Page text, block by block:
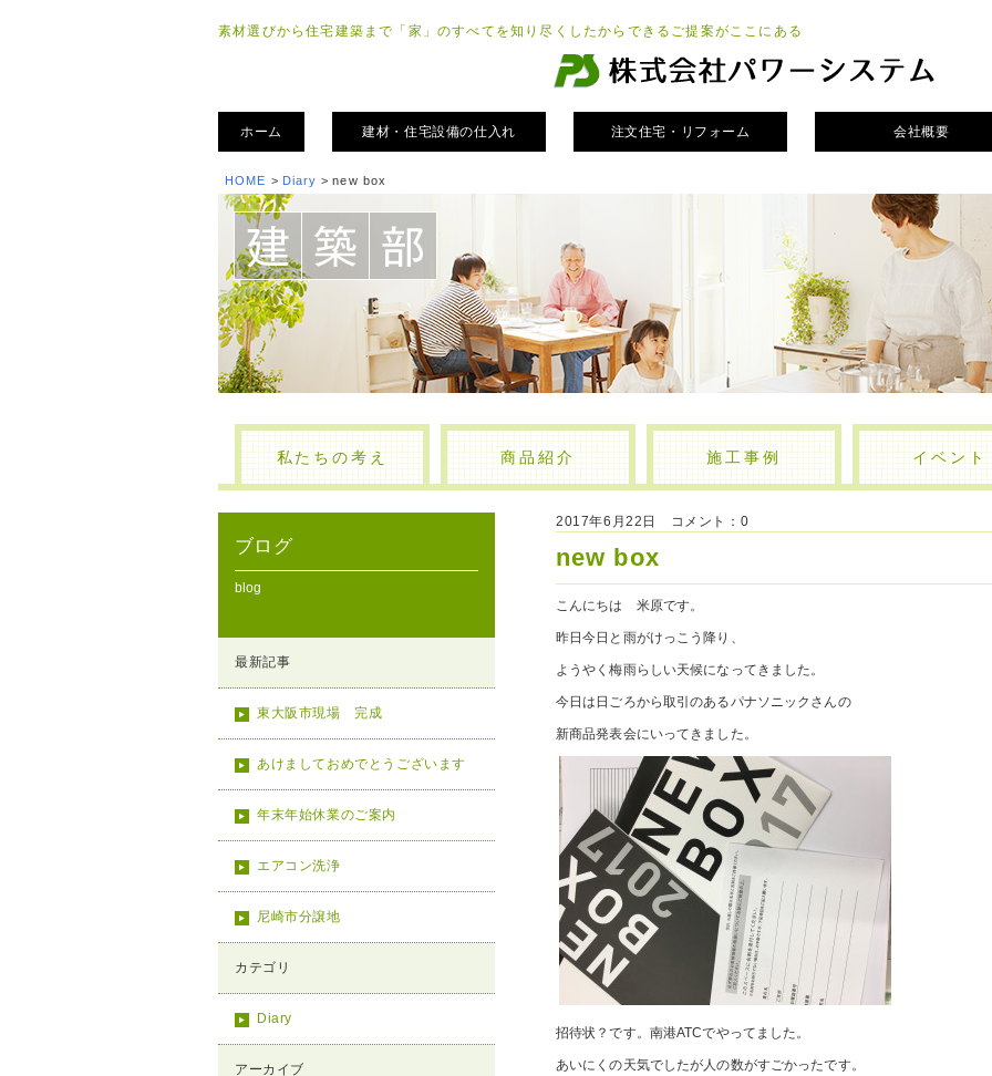
素材選びから住宅建築まで「家」のすべてを知り尽くしたからできるご提案がここにある
ホーム 建材・住宅設備の仕入れ 注文住宅・リフォーム 会社概要
HOME > Diary > new box
私たちの考え 商品紹介 施工事例 イベント
ブログ
blog
最新記事
東大阪市現場 完成
あけましておめでとうございます
年末年始休業のご案内
エアコン洗浄
尼崎市分譲地
カテゴリ
Diary
アーカイブ
2017年6月22日 コメント：0
new box
こんにちは 米原です。
昨日今日と雨がけっこう降り、
ようやく梅雨らしい天候になってきました。
今日は日ごろから取引のあるパナソニックさんの
新商品発表会にいってきました。
招待状？です。南港ATCでやってました。
あいにくの天気でしたが人の数がすごかったです。